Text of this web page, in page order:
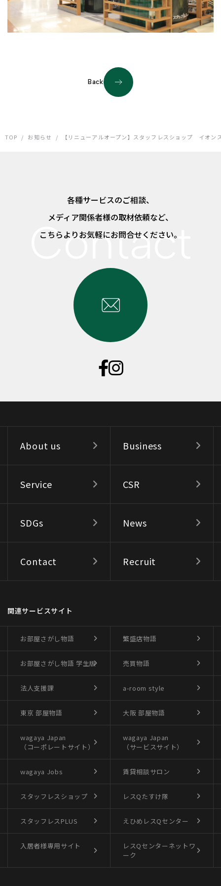
Back
TOP / お知らせ / 【リニューアルオープン】スタッフレスショップ イオン
各種サービスのご相談、
メディア関係者様の取材依頼など、
こちらよりお気軽にお問合せください。
About us Business
Service CSR
SDGs News
Contact Recruit
関連サービスサイト
お部屋さがし物語 繁盛店物語
お部屋さがし物語 学生版 売買物語
法人支援課 a-room style
東京 部屋物語 大阪 部屋物語
wagaya Japan
（コーポレートサイト）
wagaya Japan
（サービスサイト）
wagaya Jobs 賃貸相談サロン
スタッフレスショップ レスQたすけ隊
スタッフレスPLUS えひめレスQセンター
入居者様専用サイト
レスQセンターネットワ
ーク